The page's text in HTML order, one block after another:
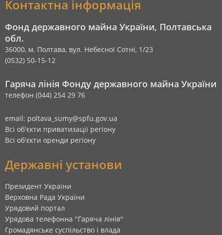
Контактна інформація
Фонд державного майна України, Полтавська
обл.
36000, м. Полтава, вул. Небесної Сотні, 1/23
(0532) 50-15-12
Гаряча лінія Фонду державного майна України
телефон (044) 254 29 76
email: poltava_sumy@spfu.gov.ua
Всі об'єкти приватизації регіону
Всі об'єкти оренди регіону
Державні установи
Президент України
Верховна Рада України
Урядовий портал
Урядова телефонна "Гаряча лінія"
Громадянське суспільство і влада